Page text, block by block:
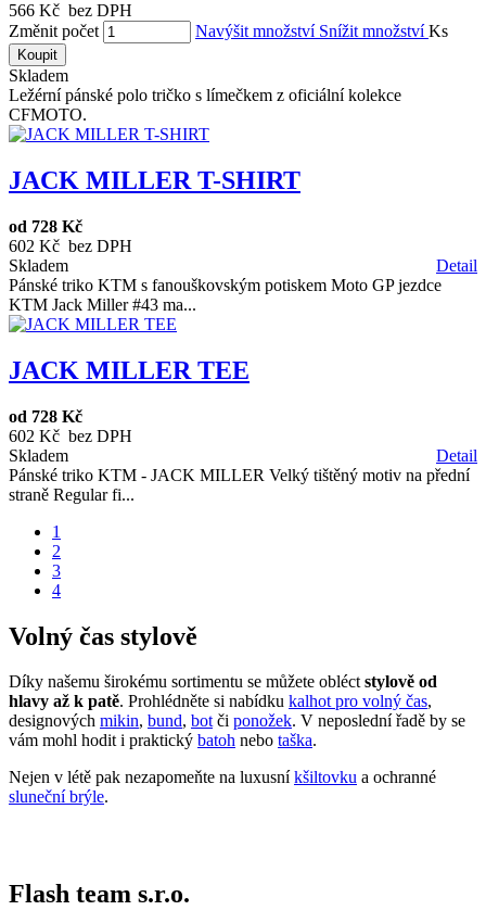
566 Kč bez DPH
Změnit počet
Navýšit množství Snížit množstvíKs
Koupit
Skladem
Ležérní pánské polo tričko s límečkem z oficiální kolekce
CFMOTO.
JACK MILLER T-SHIRT
od 728 Kč
602 Kč bez DPH
Detail
Skladem
Pánské triko KTM s fanouškovským potiskem Moto GP jezdce
KTM Jack Miller #43 ma...
JACK MILLER TEE
od 728 Kč
602 Kč bez DPH
Detail
Skladem
Pánské triko KTM - JACK MILLER Velký tištěný motiv na přední
straně Regular fi...
1
2
3
4
Volný čas stylově
Díky našemu širokému sortimentu se můžete obléctstylově od
hlavy až k patě. Prohlédněte si nabídku kalhot pro volný čas,
designových mikin, bund, botči ponožek. V neposlední řadě by se
vám mohl hodit i praktický batoh nebo taška.
Nejen v létě pak nezapomeňte na luxusníkšiltovku a ochranné
sluneční brýle.
Flash team s.r.o.